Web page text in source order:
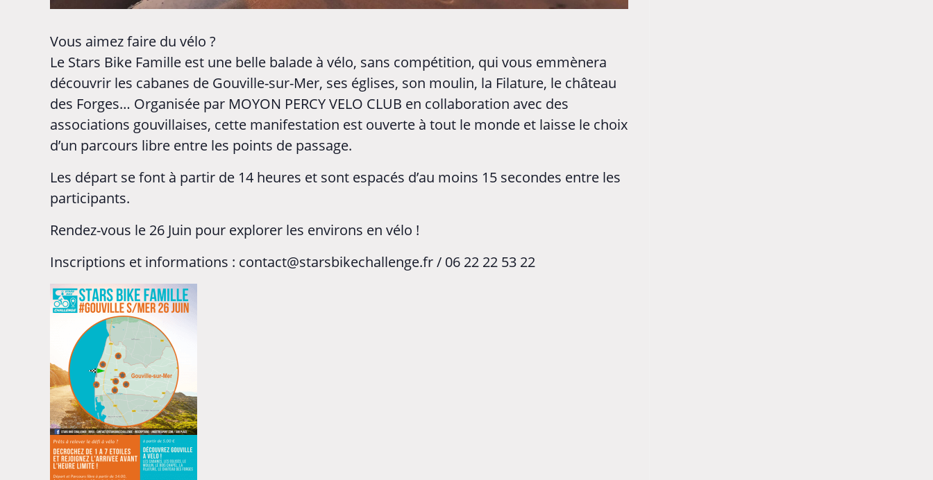
Vous aimez faire du vélo ?
Le Stars Bike Famille est une belle balade à vélo, sans compétition, qui vous emmènera
découvrir les cabanes de Gouville-sur-Mer, ses églises, son moulin, la Filature, le château
des Forges… Organisée par MOYON PERCY VELO CLUB en collaboration avec des
associations gouvillaises, cette manifestation est ouverte à tout le monde et laisse le choix
d’un parcours libre entre les points de passage.
Les départ se font à partir de 14 heures et sont espacés d’au moins 15 secondes entre les
participants.
Rendez-vous le 26 Juin pour explorer les environs en vélo !
Inscriptions et informations : contact@starsbikechallenge.fr / 06 22 22 53 22